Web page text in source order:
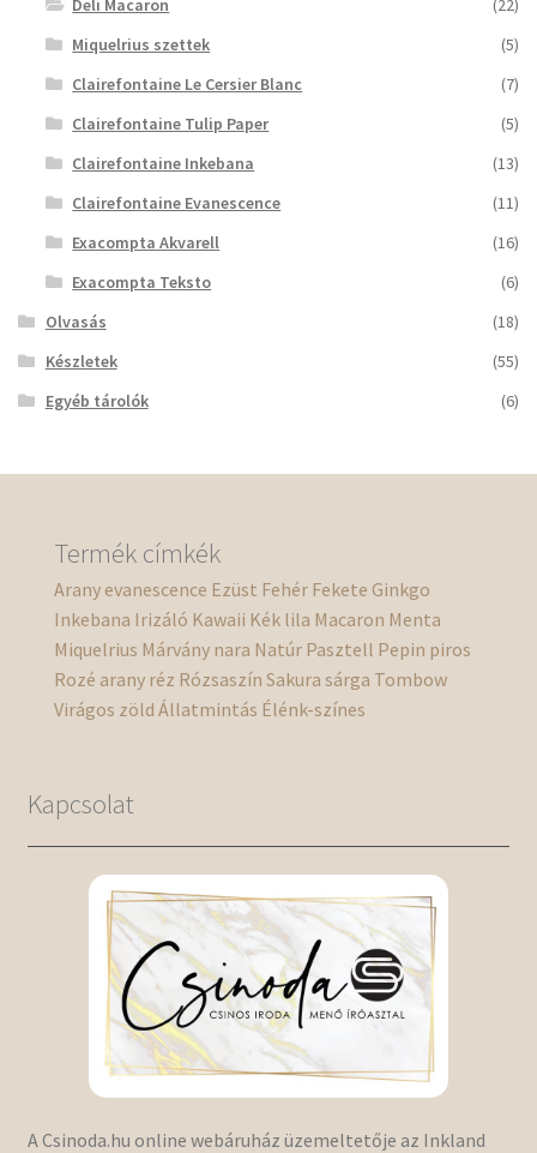
Miquelrius szettek
(5)
Clairefontaine Le Cersier Blanc
(7)
Clairefontaine Tulip Paper
(5)
Clairefontaine Inkebana
(13)
Clairefontaine Evanescence
(11)
Exacompta Akvarell
(16)
Exacompta Teksto
(6)
Olvasás
(18)
Készletek
(55)
Egyéb tárolók
(6)
Termék címkék
Arany evanescence Ezüst Fehér Fekete Ginkgo
Inkebana Irizáló Kawaii Kék lila Macaron Menta
Miquelrius Márvány nara Natúr Pasztell Pepin piros
Rozé arany réz Rózsaszín Sakura sárga Tombow
Virágos zöld Állatmintás Élénk-színes
Kapcsolat
A Csinoda.hu online webáruház üzemeltetője az Inkland